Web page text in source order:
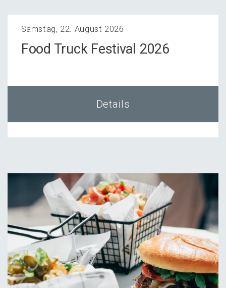
Samstag, 22. August 2026
Food Truck Festi­val 2026
Details